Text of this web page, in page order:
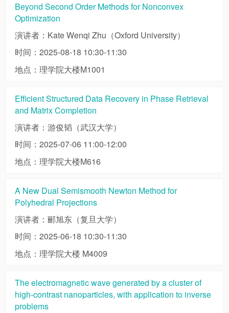
Beyond Second Order Methods for Nonconvex
Optimization
演讲者：Kate Wenqi Zhu（Oxford University）
时间：2025-08-18 10:30-11:30
地点：理学院大楼M1001
Efficient Structured Data Recovery in Phase Retrieval
and Matrix Completion
演讲者：游俊韬（武汉大学）
时间：2025-07-06 11:00-12:00
地点：理学院大楼M616
A New Dual Semismooth Newton Method for
Polyhedral Projections
演讲者：郦旭东（复旦大学）
时间：2025-06-18 10:30-11:30
地点：理学院大楼 M4009
The electromagnetic wave generated by a cluster of
high-contrast nanoparticles, with application to inverse
problems